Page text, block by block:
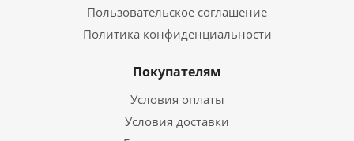
Пользовательское соглашение
Политика конфиденциальности
Покупателям
Условия оплаты
Условия доставки